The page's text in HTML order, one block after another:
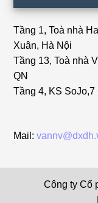
Tầng 1, Toà nhà
Xuân, Hà Nội
Tầng 13, Toà nhà
QN
Tầng 4, KS
Mail:
Công ty Cổ